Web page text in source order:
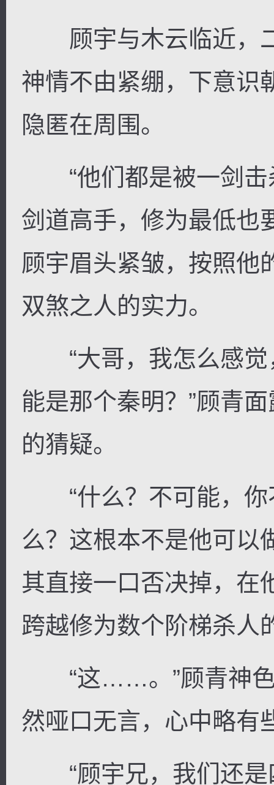
顾宇与木云临近，
神情不由紧绷，下意识
隐匿在周围。
“他们都是被一剑击
剑道高手，修为最低也
顾宇眉头紧皱，按照他
双煞之人的实力。
“大哥，我怎么感觉
能是那个秦明？”顾青
的猜疑。
“什么？不可能，你
么？这根本不是他可以
其直接一口否决掉，在
跨越修为数个阶梯杀人
“这……。”顾青神色
然哑口无言，心中略有
“顾宇兄，我们还是